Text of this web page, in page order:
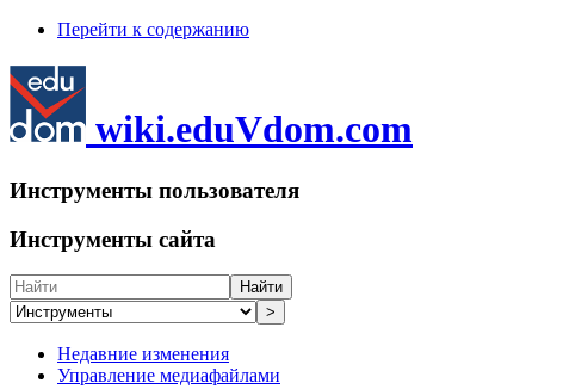
Перейти к содержанию
wiki.eduVdom.com
Инструменты пользователя
Инструменты сайта
Найти
>
Недавние изменения
Управление медиафайлами